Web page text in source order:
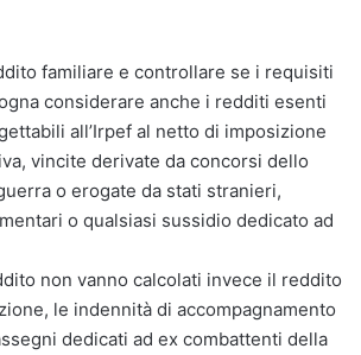
familiare e controllare se i requisiti
considerare anche i redditi esenti
all’Irpef al netto di imposizione
vincite derivate da concorsi dello
o erogate da stati stranieri,
o qualsiasi sussidio dedicato ad
non vanno calcolati invece il reddito
le indennità di accompagnamento
dedicati ad ex combattenti della